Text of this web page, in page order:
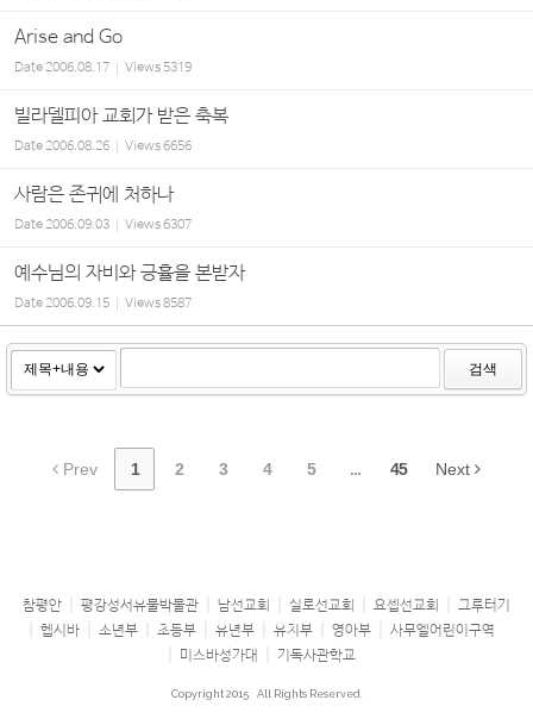
Arise and Go
Date2006.08.17 Views 5319
빌라델피아 교회가 받은 축복
Date2006.08.26 Views6656
사람은 존귀에 처하나
Date2006.09.03 Views6307
예수님의 자비와 긍휼을 본받자
Date2006.09.15 Views8587
검색
Prev 1 2 3 4 5 ... 45 Next
참평안 평강성서유물박물관 남선교회 실로선교회 요셉선교회
그루터기
헵시바
소년부 초등부 유년부 유치부 영아부
사무엘어린이구역
미스바성가대
기독사관학교
Copyright 2015 All Rights Reserved.